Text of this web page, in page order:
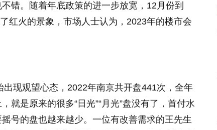
错。随着年底政策的进一步放宽，12月份到
红火的景象，市场人士认为，2023年的楼市会
现观望心态，2022年南京共开盘441次，全年
就是原来的很多“日光”“月光”盘没有了，首付水
号的盘也越来越少。一位有改善需求的王先生